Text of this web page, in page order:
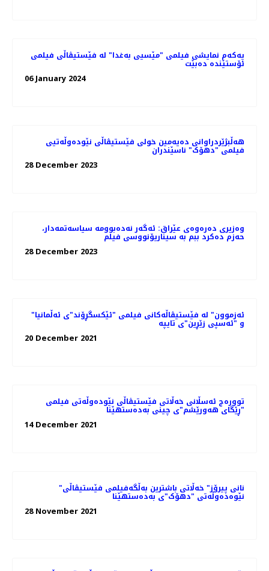
یەکەم نمایشی فیلمی "مێسیی بەغدا" لە فێستیڤاڵی فیلمی
ئۆستێندە دەبێت
06 January 2024
هه‌ڵبژێردراوانی دەیەمین خولی فێستیڤاڵی نێودەوڵەتیی
فیلمی "دهۆک" ناسێندران
28 December 2023
وەزیری دەرەوەی عێراق: ئه‌گه‌ر نه‌ده‌بوومه‌ سیاسەتمەدار،
حەزم دەکرد ببم بە سیناریۆنووسی فیلم
28 December 2023
"ئەزموون" لە فێستیڤاڵەکانی فیلمی "ئێکسگڕۆند"ی ئەڵمانیا
و "ئەسپی زێڕین"ی تایپە
20 December 2021
توورەج ئەسڵانی خەڵاتی فێستیڤاڵی نێودەوڵەتی فیلمی
"ڕێگای هەورێشم"ی چینی بەدەستهێنا
14 December 2021
"نانی پیرۆز" خەڵاتی باشترین بەڵگەفیلمی فێستیڤاڵی
نێوەدەوڵەتی "دهۆک"ی بەدەستهێنا
28 November 2021